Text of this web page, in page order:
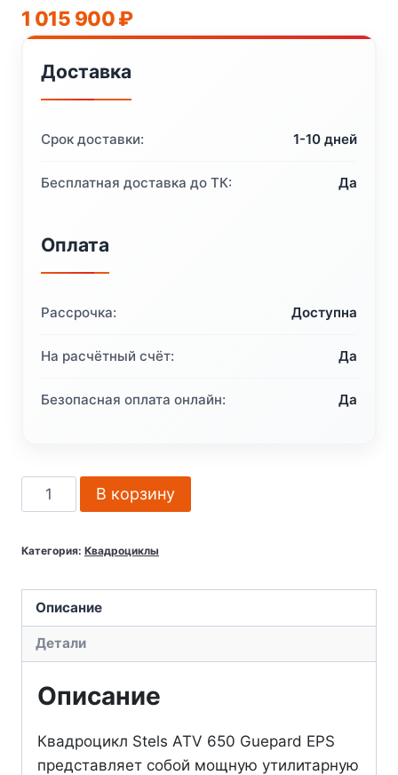
1 015 900₽
Доставка
Срок доставки: 1-10 дней
Бесплатная доставка до ТК: Да
Оплата
Рассрочка: Доступна
На расчётный счёт: Да
Безопасная оплата онлайн: Да
Количество
товара
Stels
650
Guepard
EPS
бездорожья
Россия
В корзину
Категория: Квадроциклы
Описание
Детали
Описание
Квадроцикл Stels ATV 650 Guepard EPS
представляет собой мощную утилитарную